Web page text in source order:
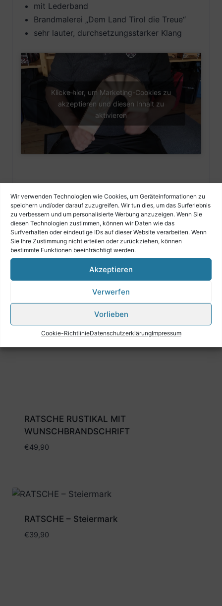
Wir verwenden Technologien wie Cookies, um Geräteinformationen zu
speichern und/oder darauf zuzugreifen. Wir tun dies, um das Surferlebnis
zu verbessern und um personalisierte Werbung anzuzeigen. Wenn Sie
diesen Technologien zustimmen, können wir Daten wie das
Surfverhalten oder eindeutige IDs auf dieser Website verarbeiten. Wenn
Sie Ihre Zustimmung nicht erteilen oder zurückziehen, können
bestimmte Funktionen beeinträchtigt werden.
Akzeptieren
Verwerfen
Vorlieben
Cookie-RichtlinieDatenschutzerklärungImpressum
mit Lederband
Brandmalerei „Dem Land Tirol die Treue“
sehr lauter, durchsetzungsstarker Klang
Klicke hier, um Marketing-Cookies zu
akzeptieren und diesen Inhalt zu
aktivieren
Ähnliche Produkte
RATSCHE RUSTIKAL MIT
WUNSCHBRANDSCHRIFT
€49,90
RATSCHE – Steiermark
€39,90